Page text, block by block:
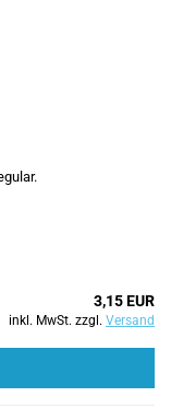
3,15 EUR
inkl. MwSt. zzgl. Versand